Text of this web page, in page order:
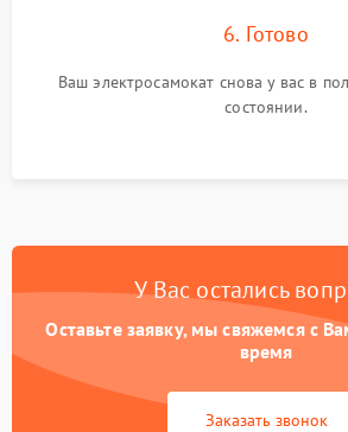
6. Готово
Ваш электросамокат снова у вас в
состоянии.
У Вас остались
Оставьте заявку, мы свяжемся с
время
Заказать звонок